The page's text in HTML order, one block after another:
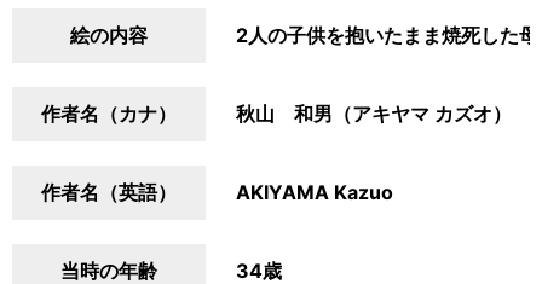
絵の内容 2人の子供を抱いたまま焼死した
作者名（カナ） 秋山 和男（アキヤマ カズオ）
作者名（英語） AKIYAMA Kazuo
当時の年齢 34歳